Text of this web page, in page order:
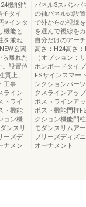
機能門
タイ
※インタ
機能と
を兼ね
玄関
ら離れた
。設置位
上、
工事
ライン
トライ
ト機能
ョン機
ンスリ
ーズデ
ナメン
パネル3スパンパ
の袖パネルの設
で外からの視線
を選んで視線を
自分だけのアー
高さ：H24高さ
（オプション：
ホンボードタイ
FSサインスマー
ンクションパー
クスラインアッ
ポストラインア
ポスト機能門柱
クション機能門
モダンスリムア
ブリーズディズ
オーナメント